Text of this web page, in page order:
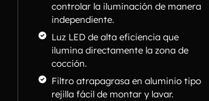
controlar la iluminación de manera
independiente.
Luz LED de alta eficiencia que
ilumina directamente la zona de
cocción.
Filtro atrapagrasa en aluminio tipo
rejilla fácil de montar y lavar.